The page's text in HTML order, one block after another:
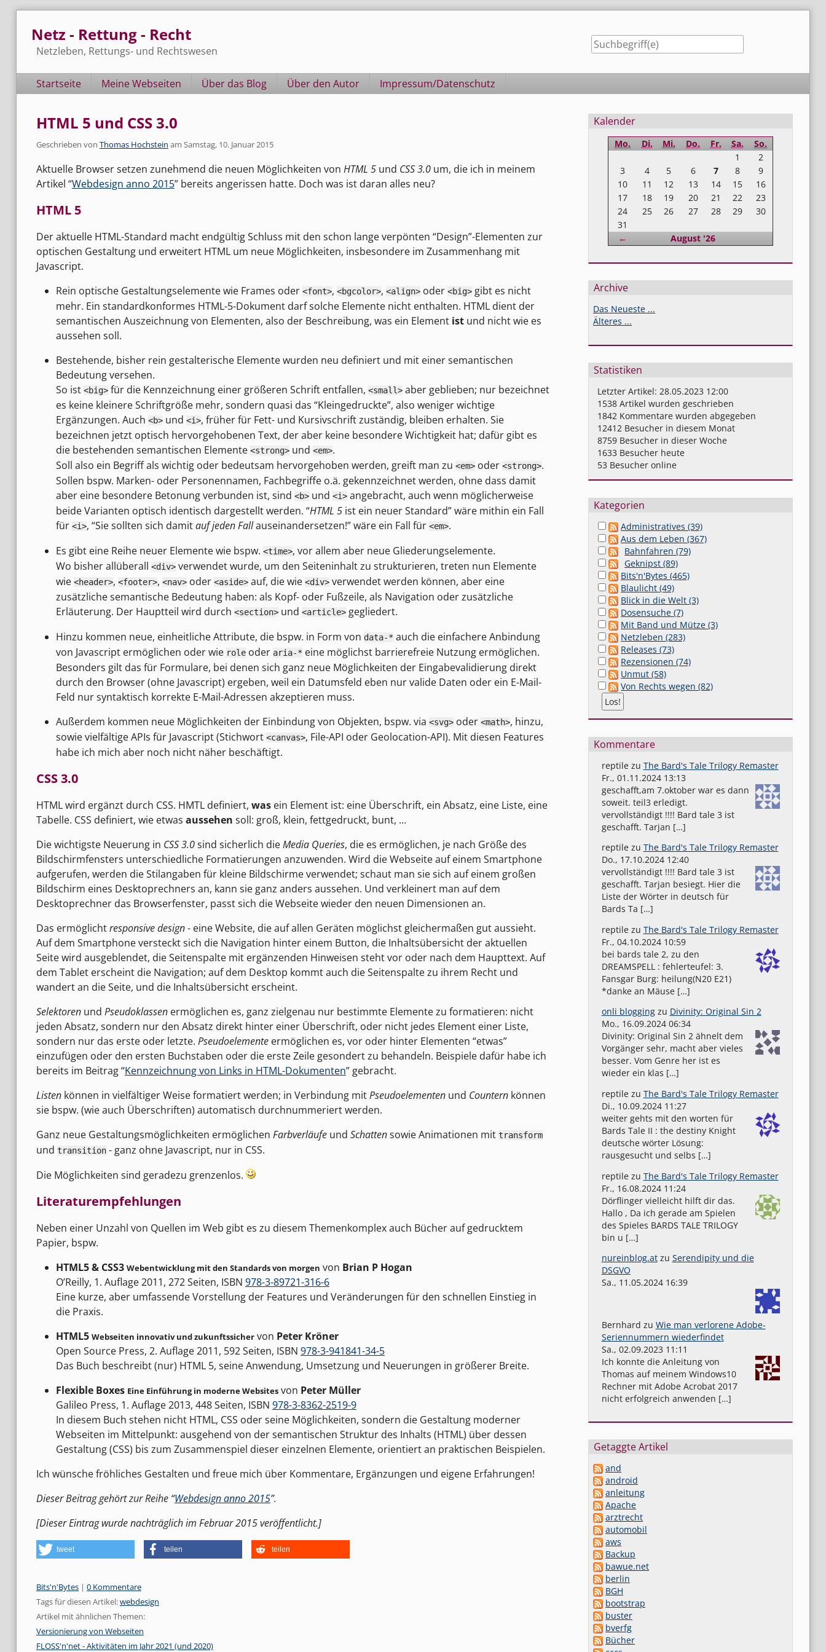
Netz - Rettung - Recht
Netzleben, Rettungs- und Rechtswesen
Navigation
Startseite Meine Webseiten Über das Blog Über den Autor Impressum/Datenschutz
HTML 5 und CSS 3.0
Geschrieben von Thomas Hochstein am Samstag, 10. Januar 2015
Aktuelle Browser setzen zunehmend die neuen Möglichkeiten von HTML 5und CSS 3.0um, die ich in meinem
Artikel “Webdesign anno 2015” bereits angerissen hatte. Doch was ist daran alles neu?
HTML 5
Der aktuelle HTML-Standard macht endgültig Schluss mit den schon lange verpönten “Design”-Elementen zur
optischen Gestaltung und erweitert HTML um neue Möglichkeiten, insbesondere im Zusammenhang mit
Javascript.
Rein optische Gestaltungselemente wie Frames oder <font>, <bgcolor>, <align>oder <big>gibt es nicht
mehr. Ein standardkonformes HTML-5-Dokument darf solche Elemente nicht enthalten. HTML dient der
semantischen Auszeichnung von Elementen, also der Beschreibung, was ein Element istund nicht wie es
aussehen soll.
Bestehende, bisher rein gestalterische Elemente wurden neu definiert und mit einer semantischen
Bedeutung versehen.
So ist <big>für die Kennzeichnung einer größeren Schrift entfallen, <small>aber geblieben; nur bezeichnet
es keine kleinere Schriftgröße mehr, sondern quasi das “Kleingedruckte”, also weniger wichtige
Ergänzungen. Auch <b>und <i>, früher für Fett- und Kursivschrift zuständig, bleiben erhalten. Sie
bezeichnen jetzt optisch hervorgehobenen Text, der aber keine besondere Wichtigkeit hat; dafür gibt es
die bestehenden semantischen Elemente <strong>und <em>.
Soll also ein Begriff als wichtig oder bedeutsam hervorgehoben werden, greift man zu <em>oder <strong>.
Sollen bspw. Marken- oder Personennamen, Fachbegriffe o.ä. gekennzeichnet werden, ohne dass damit
aber eine besondere Betonung verbunden ist, sind <b>und <i>angebracht, auch wenn möglicherweise
beide Varianten optisch identisch dargestellt werden. “HTML 5ist ein neuer Standard” wäre mithin ein Fall
für <i>, “Sie sollten sich damitauf jeden Fallauseinandersetzen!” wäre ein Fall für <em>.
Es gibt eine Reihe neuer Elemente wie bspw. <time>, vor allem aber neue Gliederungselemente.
Wo bisher allüberall <div>verwendet wurde, um den Seiteninhalt zu strukturieren, treten nun Elemente
wie <header>, <footer>, <nav>oder <aside>auf, die wie <div>verwendet werden können, aber eine
zusätzliche semantische Bedeutung haben: als Kopf- oder Fußzeile, als Navigation oder zusätzliche
Erläuterung. Der Hauptteil wird durch <section>und <article>gegliedert.
Hinzu kommen neue, einheitliche Attribute, die bspw. in Form von data-*auch die einfachere Anbindung
von Javascript ermöglichen oder wie roleoder aria-*eine möglichst barrierefreie Nutzung ermöglichen.
Besonders gilt das für Formulare, bei denen sich ganz neue Möglichkeiten der Eingabevalidierung direkt
durch den Browser (ohne Javascript) ergeben, weil ein Datumsfeld eben nur valide Daten oder ein E-Mail-
Feld nur syntaktisch korrekte E-Mail-Adressen akzeptieren muss.
Außerdem kommen neue Möglichkeiten der Einbindung von Objekten, bspw. via <svg>oder <math>, hinzu,
sowie vielfältige APIs für Javascript (Stichwort <canvas>, File-API oder Geolocation-API). Mit diesen Features
habe ich mich aber noch nicht näher beschäftigt.
CSS 3.0
HTML wird ergänzt durch CSS. HMTL definiert, wasein Element ist: eine Überschrift, ein Absatz, eine Liste, eine
Tabelle. CSS definiert, wie etwas aussehen soll: groß, klein, fettgedruckt, bunt, …
Die wichtigste Neuerung in CSS 3.0sind sicherlich dieMedia Queries, die es ermöglichen, je nach Größe des
Bildschirmfensters unterschiedliche Formatierungen anzuwenden. Wird die Webseite auf einem Smartphone
aufgerufen, werden die Stilangaben für kleine Bildschirme verwendet; schaut man sie sich auf einem großen
Bildschirm eines Desktoprechners an, kann sie ganz anders aussehen. Und verkleinert man auf dem
Desktoprechner das Browserfenster, passt sich die Webseite wieder den neuen Dimensionen an.
Das ermöglichtresponsive design- eine Website, die auf allen Geräten möglichst gleichermaßen gut aussieht.
Auf dem Smartphone versteckt sich die Navigation hinter einem Button, die Inhaltsübersicht der aktuellen
Seite wird ausgeblendet, die Seitenspalte mit ergänzenden Hinweisen steht vor oder nach dem Haupttext. Auf
dem Tablet erscheint die Navigation; auf dem Desktop kommt auch die Seitenspalte zu ihrem Recht und
wandert an die Seite, und die Inhaltsübersicht erscheint.
Selektorenund Pseudoklassenermöglichen es, ganz zielgenau nur bestimmte Elemente zu formatieren: nicht
jeden Absatz, sondern nur den Absatz direkt hinter einer Überschrift, oder nicht jedes Element einer Liste,
sondern nur das erste oder letzte. Pseudoelementeermöglichen es, vor oder hinter Elementen “etwas”
einzufügen oder den ersten Buchstaben oder die erste Zeile gesondert zu behandeln. Beispiele dafür habe ich
bereits im Beitrag “Kennzeichnung von Links in HTML-Dokumenten” gebracht.
Listenkönnen in vielfältiger Weise formatiert werden; in Verbindung mitPseudoelementenund Counternkönnen
sie bspw. (wie auch Überschriften) automatisch durchnummeriert werden.
Ganz neue Gestaltungsmöglichkeiten ermöglichen Farbverläufeund Schattensowie Animationen mit transform
und transition- ganz ohne Javascript, nur in CSS.
Die Möglichkeiten sind geradezu grenzenlos.
Literaturempfehlungen
Neben einer Unzahl von Quellen im Web gibt es zu diesem Themenkomplex auch Bücher auf gedrucktem
Papier, bspw.
HTML5 & CSS3 Webentwicklung mit den Standards von morgen von Brian P Hogan
O’Reilly, 1. Auflage 2011, 272 Seiten, ISBN 978-3-89721-316-6
Eine kurze, aber umfassende Vorstellung der Features und Veränderungen für den schnellen Einstieg in
die Praxis.
HTML5 Webseiten innovativ und zukunftssichervon Peter Kröner
Open Source Press, 2. Auflage 2011, 592 Seiten, ISBN 978-3-941841-34-5
Das Buch beschreibt (nur) HTML 5, seine Anwendung, Umsetzung und Neuerungen in größerer Breite.
Flexible Boxes Eine Einführung in moderne Websitesvon Peter Müller
Galileo Press, 1. Auflage 2013, 448 Seiten, ISBN 978-3-8362-2519-9
In diesem Buch stehen nicht HTML, CSS oder seine Möglichkeiten, sondern die Gestaltung moderner
Webseiten im Mittelpunkt: ausgehend von der semantischen Struktur des Inhalts (HTML) über dessen
Gestaltung (CSS) bis zum Zusammenspiel dieser einzelnen Elemente, orientiert an praktischen Beispielen.
Ich wünsche fröhliches Gestalten und freue mich über Kommentare, Ergänzungen und eigene Erfahrungen!
Dieser Beitrag gehört zur Reihe “Webdesign anno 2015”.
[Dieser Eintrag wurde nachträglich im Februar 2015 veröffentlicht.]
tweet teilen teilen
Kategorien:
Bits'n'Bytes| 0 Kommentare
Tags für diesen Artikel:webdesign
Artikel mit ähnlichen Themen:
Versionierung von Webseiten
FLOSS'n'net - Aktivitäten im Jahr 2021 (und 2020)
Seitenleiste
Kalender
Mo. Di. Mi. Do. Fr. Sa. So.
← August '26
1
2
3
4 5 6 7 8
9
10
11 12 13 14 15
16
17
18 19 20 21 22
23
24
25 26 27 28 29
30
31
Archive
Das Neueste ...
Älteres ...
Statistiken
Letzter Artikel: 28.05.2023 12:00
1538Artikel wurden geschrieben
1842Kommentare wurden abgegeben
12412Besucher in diesem Monat
8759Besucher in dieser Woche
1633 Besucher heute
53 Besucher online
Kategorien
Administratives (39)
Aus dem Leben (367)
Bahnfahren (79)
Geknipst (89)
Bits'n'Bytes (465)
Blaulicht (49)
Blick in die Welt (3)
Dosensuche (7)
Mit Band und Mütze (3)
Netzleben (283)
Releases (73)
Rezensionen (74)
Unmut (58)
Von Rechts wegen (82)
Kommentare
reptilezu The Bard's Tale Trilogy Remaster
Fr., 01.11.2024 13:13
geschafft,am 7.oktober war es dann
soweit. teil3 erledigt.
vervollständigt !!!! Bard tale 3 ist
geschafft. Tarjan […]
reptilezu The Bard's Tale Trilogy Remaster
Do., 17.10.2024 12:40
vervollständigt !!!! Bard tale 3 ist
geschafft. Tarjan besiegt. Hier die
Liste der Wörter in deutsch für
Bards Ta […]
reptilezu The Bard's Tale Trilogy Remaster
Fr., 04.10.2024 10:59
bei bards tale 2, zu den
DREAMSPELL : fehlerteufel: 3.
Fansgar Burg: heilung(N20 E21)
*danke an Mäuse […]
onli bloggingzu Divinity: Original Sin 2
Mo., 16.09.2024 06:34
Divinity: Original Sin 2 ähnelt dem
Vorgänger sehr, macht aber vieles
besser. Vom Genre her ist es
wieder ein klas […]
reptilezu The Bard's Tale Trilogy Remaster
Di., 10.09.2024 11:27
weiter gehts mit den worten für
Bards Tale II : the destiny Knight
deutsche wörter Lösung:
rausgesucht und selbs […]
reptilezu The Bard's Tale Trilogy Remaster
Fr., 16.08.2024 11:24
Dörflinger vielleicht hilft dir das.
Hallo , Da ich gerade am Spielen
des Spieles BARDS TALE TRILOGY
bin u […]
nureinblog.atzu Serendipity und die
DSGVO
Sa., 11.05.2024 16:39
Bernhard zu Wie man verlorene Adobe-
Seriennummern wiederfindet
Sa., 02.09.2023 11:11
Ich konnte die Anleitung von
Thomas auf meinem Windows10
Rechner mit Adobe Acrobat 2017
nicht erfolgreich anwenden […]
Getaggte Artikel
and
android
anleitung
Apache
arztrecht
automobil
aws
Backup
bawue.net
berlin
BGH
bootstrap
buster
bverfg
Bücher